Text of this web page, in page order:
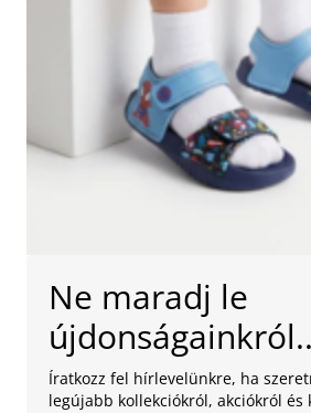
Ne maradj le
újdonságainkról..
Íratkozz fel hírlevelünkre, ha
legújabb kollekciókról, akciókról és